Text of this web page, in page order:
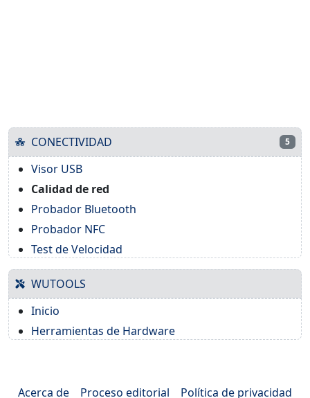
CONECTIVIDAD 5
Visor USB
Calidad de red
Probador Bluetooth
Probador NFC
Test de Velocidad
WUTOOLS
Inicio
Herramientas de Hardware
Acerca de Proceso editorial Política de privacidad